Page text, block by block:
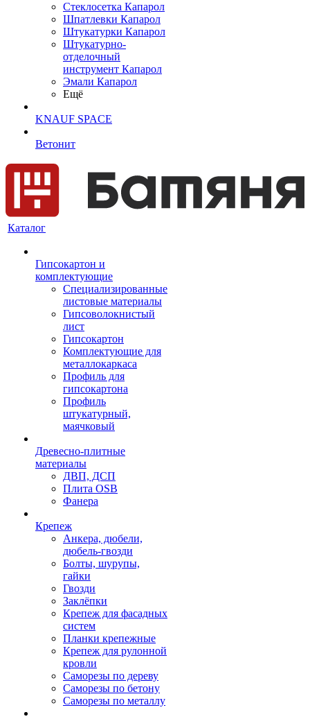
Cтеклосетка Капарол
Шпатлевки Капарол
Штукатурки Капарол
Штукатурно-
отделочный
инструмент Капарол
Эмали Капарол
Ещё
KNAUF SPACE
Ветонит
Каталог
Гипсокартон и
комплектующие
Специализированные
листовые материалы
Гипсоволокнистый
лист
Гипсокартон
Комплектующие для
металлокаркаса
Профиль для
гипсокартона
Профиль
штукатурный,
маячковый
Древесно-плитные
материалы
ДВП, ДСП
Плита OSB
Фанера
Крепеж
Анкера, дюбели,
дюбель-гвозди
Болты, шурупы,
гайки
Гвозди
Заклёпки
Крепеж для фасадных
систем
Планки крепежные
Крепеж для рулонной
кровли
Саморезы по дереву
Саморезы по бетону
Саморезы по металлу